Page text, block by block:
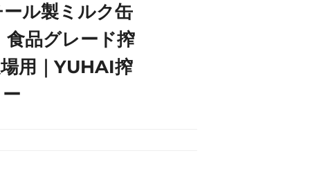
ル製ミルク缶
品グレード搾
用｜YUHAI搾